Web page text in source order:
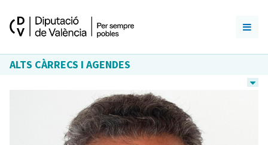
ALTS CÀRRECS I AGENDES